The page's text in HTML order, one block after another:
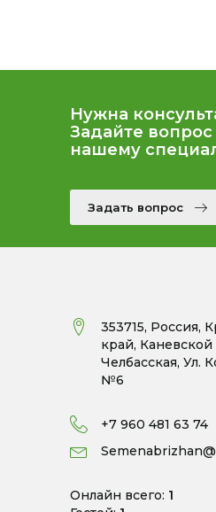
Нужна
Задайте вопрос
нашему
Задать вопрос
353715, Россия,
край, Каневской
Челбасская, Ул.
№6
+7 960 481 63 74
Онлайн всего: 1